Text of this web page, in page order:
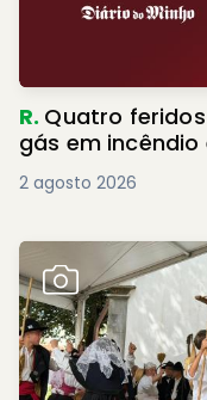
R. Quatro
gás em
2 agosto 2026